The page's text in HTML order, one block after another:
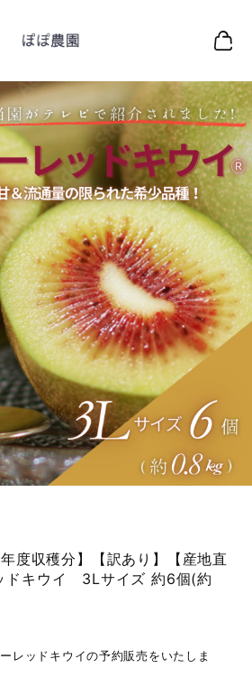
度収穫分】【訳あり】【産地直
ドキウイ 3Lサイズ 約6個(約
レッドキウイの予約販売をいたしま